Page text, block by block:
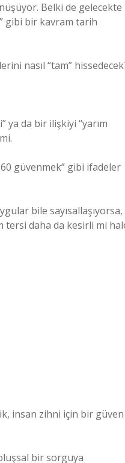
Belki de gelecekte
gibi bir kavram tarih
nasıl “tam”
ya da bir ilişkiyi “yarım
güvenmek” gibi ifadeler
bile sayısallaşıyorsa,
tersi daha da kesirli mi
insan zihni için bir güven
bir sorguya